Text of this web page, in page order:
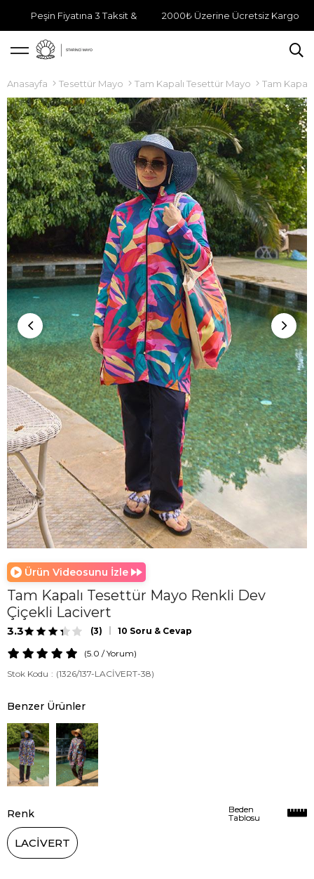
Peşin Fiyatına 3 Taksit & 2000₺ Üzerine Ücretsiz Kargo
Anasayfa Tesettür Mayo Tam Kapalı Tesettür Mayo Tam
Ürün Videosunu İzle
Tam Kapalı Tesettür Mayo Renkli Dev
Çiçekli Lacivert
3.3 (3) 10 Soru & Cevap
5.0 /Yorum)
Stok Kodu
(1326/137-LACİVERT-38)
Benzer Ürünler
Renk
LACİVERT
Beden
Tablosu
Beden
Tablosu